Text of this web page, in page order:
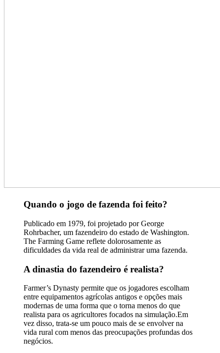
Quando o jogo de fazenda foi feito?
Publicado em 1979, foi projetado por George
Rohrbacher, um fazendeiro do estado de Washington.
The Farming Game reflete dolorosamente as
dificuldades da vida real de administrar uma fazenda.
A dinastia do fazendeiro é realista?
Farmer’s Dynasty permite que os jogadores escolham
entre equipamentos agrícolas antigos e opções mais
modernas de uma forma que o torna menos do que
realista para os agricultores focados na simulação.Em
vez disso, trata-se um pouco mais de se envolver na
vida rural com menos das preocupações profundas dos
negócios.